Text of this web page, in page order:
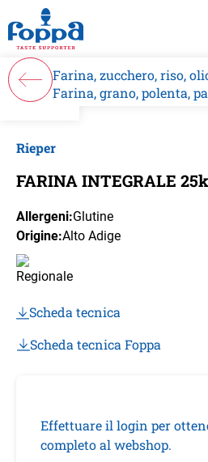
principale
Farina, zucchero, riso,
Farina, grano, polenta,
Rieper
FARINA INTEGRALE
Allergeni:Glutine
Origine:Alto Adige
Scheda tecnica
Scheda tecnica Foppa
Effettuare il login per
completo al webshop.